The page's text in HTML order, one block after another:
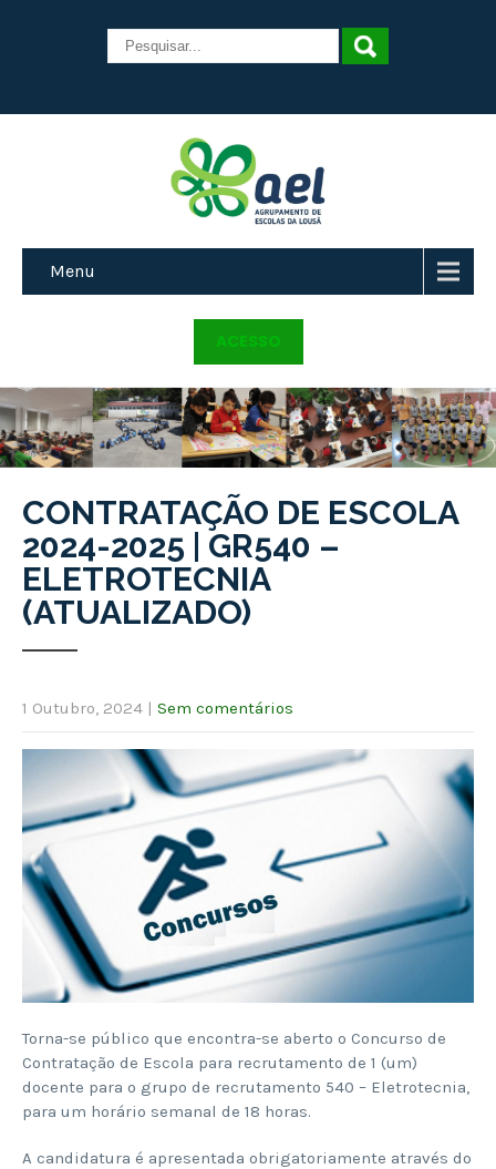
Menu
ACESSO
CONTRATAÇÃO DE ESCOLA
2024-2025 | GR540 –
ELETROTECNIA
(ATUALIZADO)
1 Outubro, 2024 | Sem comentários
Torna-se público que encontra-se aberto o Concurso de
Contratação de Escola para recrutamento de 1 (um)
docente para o grupo de recrutamento 540 – Eletrotecnia,
para um horário semanal de 18 horas.
A candidatura é apresentada obrigatoriamente através do